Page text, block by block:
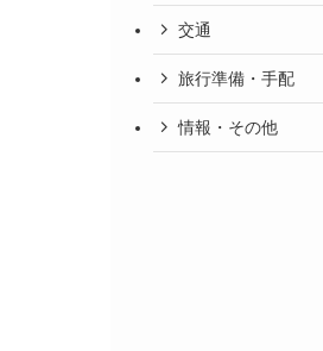
交通
旅行準備・手配
情報・その他